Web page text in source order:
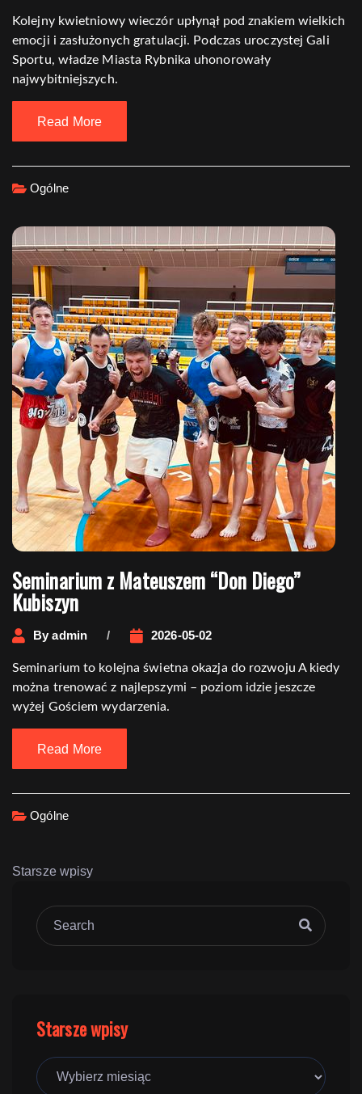
Kolejny kwietniowy wieczór upłynął pod znakiem wielkich
emocji i zasłużonych gratulacji. Podczas uroczystej Gali
Sportu, władze Miasta Rybnika uhonorowały
najwybitniejszych.
Read More
Ogólne
Seminarium z Mateuszem “Don Diego”
Kubiszyn
Byadmin 2026-05-02
Seminarium to kolejna świetna okazja do rozwoju A kiedy
można trenować z najlepszymi – poziom idzie jeszcze
wyżej Gościem wydarzenia.
Read More
Ogólne
Starsze wpisy
Starsze wpisyStarsze